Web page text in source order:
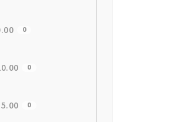
0
0
0